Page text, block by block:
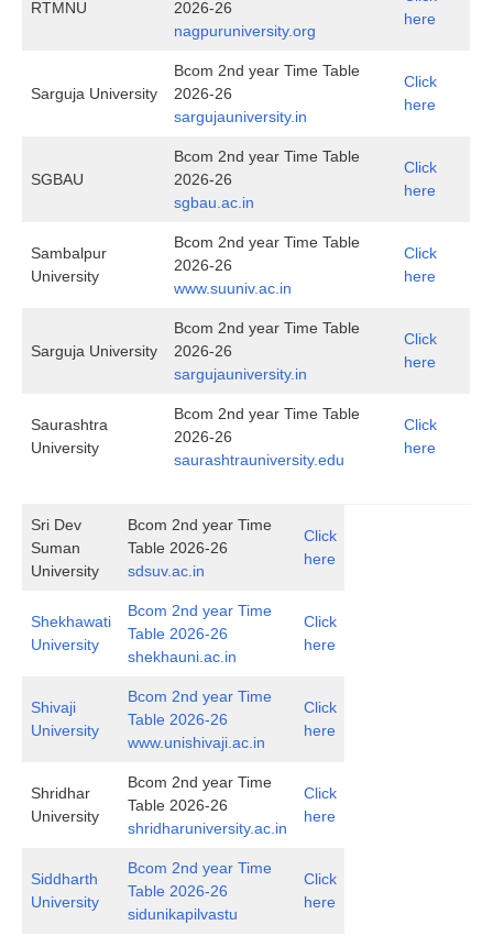
RTMNU
2026-26
nagpuruniversity.org
here
Sarguja University
Bcom 2nd year Time Table
2026-26
sargujauniversity.in
Click
here
SGBAU
Bcom 2nd year Time Table
2026-26
sgbau.ac.in
Click
here
Sambalpur
University
Bcom 2nd year Time Table
2026-26
www.suuniv.ac.in
Click
here
Sarguja University
Bcom 2nd year Time Table
2026-26
sargujauniversity.in
Click
here
Saurashtra
University
Bcom 2nd year Time Table
2026-26
saurashtrauniversity.edu
Click
here
Sri Dev
Suman
University
Bcom 2nd year Time
Table 2026-26
sdsuv.ac.in
Click
here
Shekhawati
University
Bcom 2nd year Time
Table 2026-26
shekhauni.ac.in
Click
here
Shivaji
University
Bcom 2nd year Time
Table 2026-26
www.unishivaji.ac.in
Click
here
Shridhar
University
Bcom 2nd year Time
Table 2026-26
shridharuniversity.ac.in
Click
here
Siddharth
University
Bcom 2nd year Time
Table 2026-26
sidunikapilvastu
Click
here